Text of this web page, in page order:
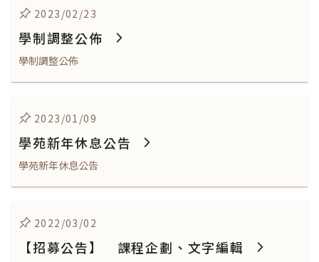
2023/02/23
學制調整公佈
學制調整公佈
2023/01/09
學苑新年休息公告
學苑新年休息公告
2022/03/02
【招募公告】 課程企劃、文字編輯